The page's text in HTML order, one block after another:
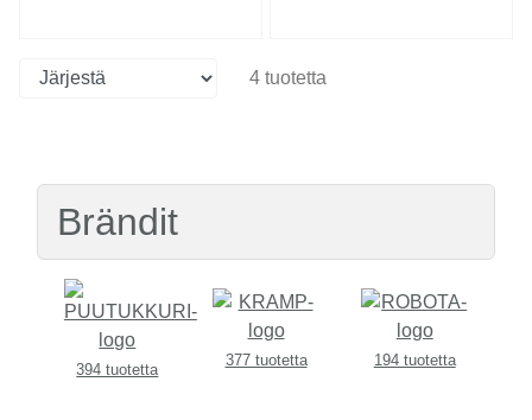
4 tuotetta
Brändit
394 tuotetta
377 tuotetta 194 tuotetta